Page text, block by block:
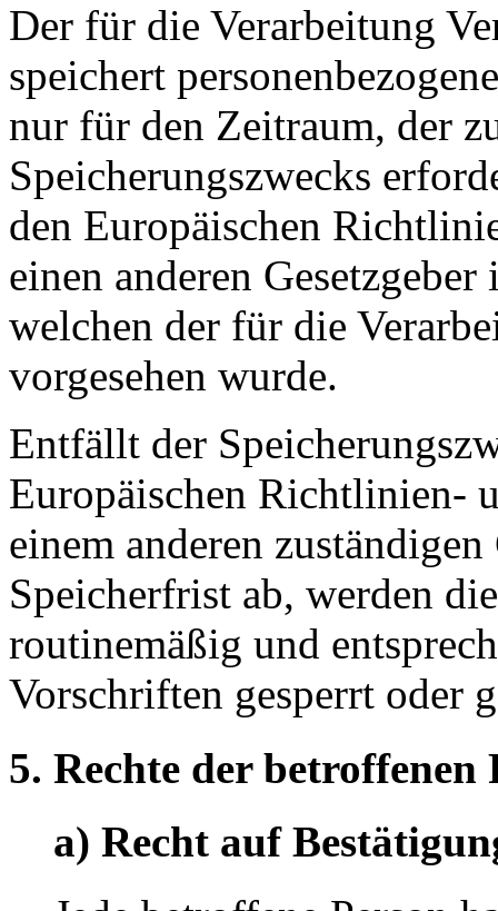
Der für die Verarbeitung
speichert
nur für den Zeitraum, der
Speicherungszwecks
den Europäischen
einen anderen
welchen der für die
vorgesehen wurde.
Entfällt der
Europäischen Richtlinien-
einem anderen
Speicherfrist ab, werden
routinemäßig und
Vorschriften gesperrt oder
5. Rechte der betroffenen
a) Recht auf